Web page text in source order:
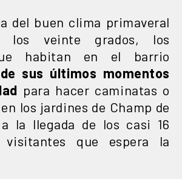
del buen clima primaveral
los veinte grados, los
habitan en el barrio
sus últimos momentos
para hacer caminatas o
los jardines de Champ de
la llegada de los casi 16
visitantes que espera la